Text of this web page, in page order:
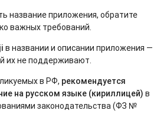
название приложения, обратите
важных требований.
в названии и описании приложения —
их не поддерживают.
в РФ, рекомендуется
на русском языке (кириллицей) в
законодательства (ФЗ №